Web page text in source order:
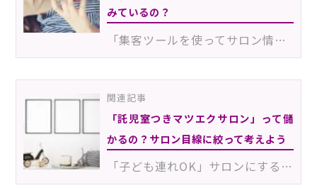
みているの？
「集客ツールを使ってサロン情報を発信しているつもりなのに、いまいち効果が実感できない…」というサロン…
関連記事
「託児室つきマツエクサロン」って儲
かるの？サロン目線に絞って考えよう
「子ども連れOK」サロンにすることで、サロンに行きにくいママ層をお客様として呼び込むことができること…